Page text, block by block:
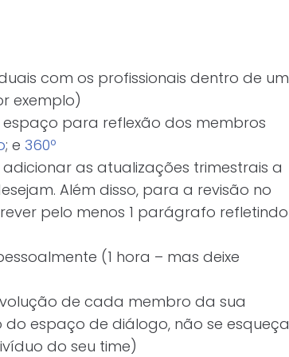
com os profissionais dentro de um
exemplo)
para reflexão dos membros
; e 360º
as atualizações trimestrais a
Além disso, para a revisão no
pelo menos 1 parágrafo refletindo
(1 hora – mas deixe
de cada membro da sua
espaço de diálogo, não se esqueça
do seu time)